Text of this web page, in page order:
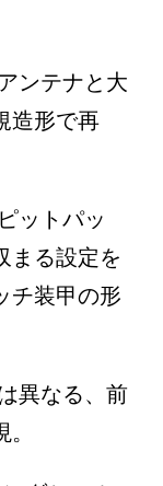
ンテナと大
造形で再
ットパッ
まる設定を
チ装甲の形
異なる、前